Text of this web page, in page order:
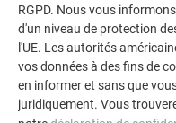
RGPD. Nous vous
d'un niveau de protection
l'UE. Les autorités
vos données à des fins de
en informer et sans que
juridiquement. Vous